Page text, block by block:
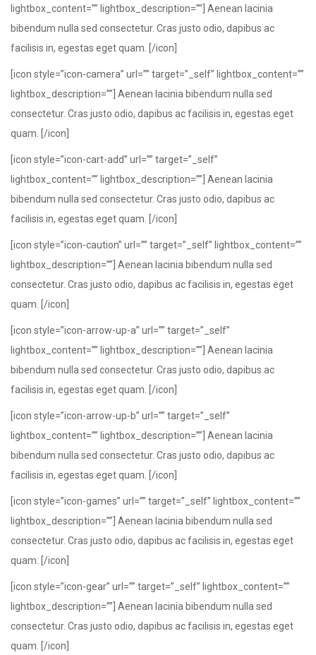
lightbox_content=”” lightbox_description=””] Aenean lacinia
bibendum nulla sed consectetur. Cras justo odio, dapibus ac
facilisis in, egestas eget quam. [/icon]
[icon style=”icon-camera” url=”” target=”_self” lightbox_content=””
lightbox_description=””] Aenean lacinia bibendum nulla sed
consectetur. Cras justo odio, dapibus ac facilisis in, egestas eget
quam. [/icon]
[icon style=”icon-cart-add” url=”” target=”_self”
lightbox_content=”” lightbox_description=””] Aenean lacinia
bibendum nulla sed consectetur. Cras justo odio, dapibus ac
facilisis in, egestas eget quam. [/icon]
[icon style=”icon-caution” url=”” target=”_self” lightbox_content=””
lightbox_description=””] Aenean lacinia bibendum nulla sed
consectetur. Cras justo odio, dapibus ac facilisis in, egestas eget
quam. [/icon]
[icon style=”icon-arrow-up-a” url=”” target=”_self”
lightbox_content=”” lightbox_description=””] Aenean lacinia
bibendum nulla sed consectetur. Cras justo odio, dapibus ac
facilisis in, egestas eget quam. [/icon]
[icon style=”icon-arrow-up-b” url=”” target=”_self”
lightbox_content=”” lightbox_description=””] Aenean lacinia
bibendum nulla sed consectetur. Cras justo odio, dapibus ac
facilisis in, egestas eget quam. [/icon]
[icon style=”icon-games” url=”” target=”_self” lightbox_content=””
lightbox_description=””] Aenean lacinia bibendum nulla sed
consectetur. Cras justo odio, dapibus ac facilisis in, egestas eget
quam. [/icon]
[icon style=”icon-gear” url=”” target=”_self” lightbox_content=””
lightbox_description=””] Aenean lacinia bibendum nulla sed
consectetur. Cras justo odio, dapibus ac facilisis in, egestas eget
quam. [/icon]